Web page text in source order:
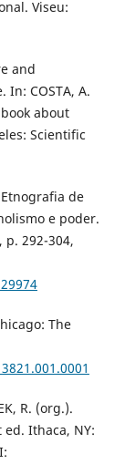
Viseu:
and
COSTA, A.
about
Scientific
Etnografia de
e poder.
p. 292-304,
The
R. (org.).
Ithaca, NY: